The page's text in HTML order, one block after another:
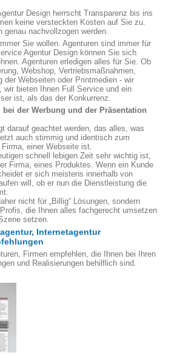
Design herrscht Transparenz bis ins
keine versteckten Kosten auf Sie zu.
genau nachvollzogen werden.
Sie wollen. Agenturen sind immer für
Agentur Design können Sie sich
Agenturen erledigen alles für Sie. Ob
Webshop, Vertriebsmaßnahmen,
der Webseiten oder Printmedien - wir
wir bieten Ihnen Full Service und ein
ist, als das der Konkurrenz.
der Werbung und der Präsentation
darauf geachtet werden, das alles, was
auch stimmig und identisch zum
einer Webseite ist.
schnell lebigen Zeit sehr wichtig ist,
Firma, eines Produktes. Wenn ein Kunde
er sich meistens innerhalb von
will, ob er nun die Dienstleistung die
nicht für „Billig“ Lösungen, sondern
die Ihnen alles fachgerecht umsetzen
setzen.
Internetagentur
Firmen empfehlen, die Ihnen bei Ihren
und Realisierungen behilflich sind.